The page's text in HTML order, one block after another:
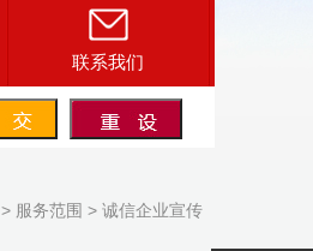
联系我们
> 服务范围 > 诚信企业宣传